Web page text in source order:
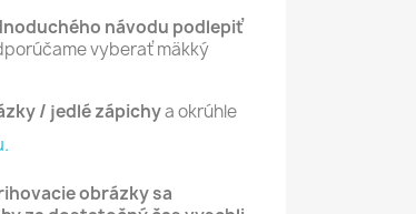
návodu podlepiť
vyberať mäkký
/ jedlé zápichya okrúhle
obrázky sa